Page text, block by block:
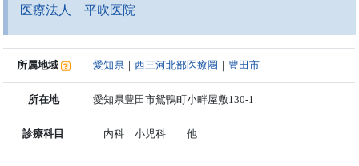
医療法人 平吹医院
所属地域 愛知県 ｜西三河北部医療圏 ｜ 豊田市
所在地 愛知県豊田市鴛鴨町小畔屋敷130-1
診療科目 内科 小児科 他